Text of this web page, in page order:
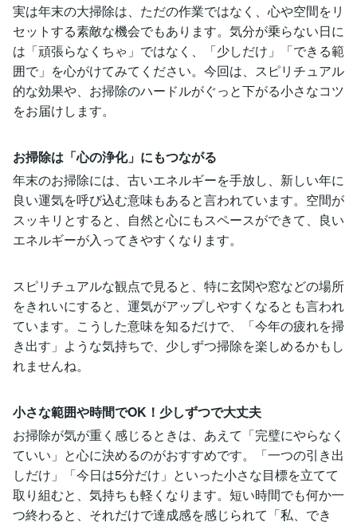
実は年末の大掃除は、ただの作業ではなく、心や空間をリ
セットする素敵な機会でもあります。気分が乗らない日に
は「頑張らなくちゃ」ではなく、「少しだけ」「できる範
囲で」を心がけてみてください。今回は、スピリチュアル
的な効果や、お掃除のハードルがぐっと下がる小さなコツ
をお届けします。
お掃除は「心の浄化」にもつながる
年末のお掃除には、古いエネルギーを手放し、新しい年に
良い運気を呼び込む意味もあると言われています。空間が
スッキリとすると、自然と心にもスペースができて、良い
エネルギーが入ってきやすくなります。
スピリチュアルな観点で見ると、特に玄関や窓などの場所
をきれいにすると、運気がアップしやすくなるとも言われ
ています。こうした意味を知るだけで、「今年の疲れを掃
き出す」ような気持ちで、少しずつ掃除を楽しめるかもし
れませんね。
小さな範囲や時間でOK！少しずつで大丈夫
お掃除が気が重く感じるときは、あえて「完璧にやらなく
ていい」と心に決めるのがおすすめです。「一つの引き出
しだけ」「今日は5分だけ」といった小さな目標を立てて
取り組むと、気持ちも軽くなります。短い時間でも何か一
つ終わると、それだけで達成感を感じられて「私、でき